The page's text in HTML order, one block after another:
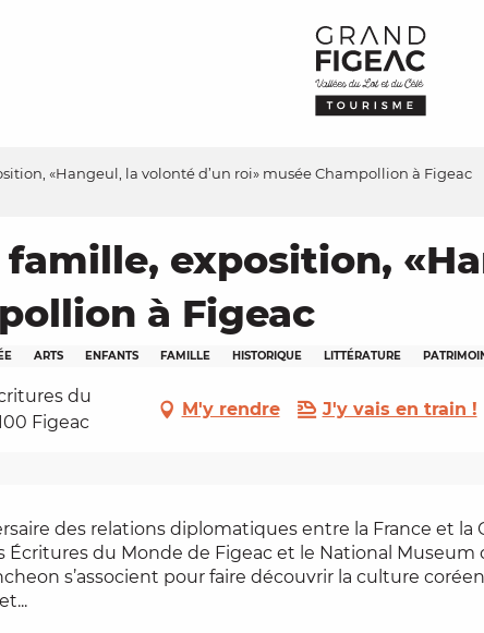
«Hangeul, la volonté d’un roi» musée Champollion à Figeac
exposition,
à Figeac
ARTS ENFANTS FAMILLE HISTORIQUE LITTÉRATURE
du
Figeac
M'y rendre J'y vais en train !
des relations diplomatiques entre la France et la
Écritures du Monde de Figeac et le National Museum
s’associent pour faire découvrir la culture